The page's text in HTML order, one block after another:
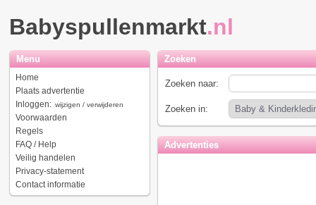
Babyspullenmarkt.nl
Menu
Home
Plaats advertentie
Inloggen: wijzigen / verwijderen
Voorwaarden
Regels
FAQ / Help
Veilig handelen
Privacy-statement
Contact informatie
Zoeken
Zoeken naar:
Zoeken in:
Advertenties